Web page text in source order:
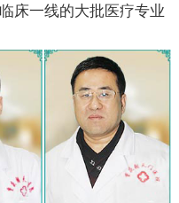
床一线的大批医疗专业